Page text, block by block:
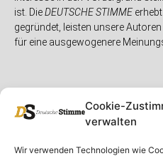
Cookie-
verwalten
Wir verwenden Technologien wie
ist. DieDEUTSCHE STIMME
gegründet, leisten unsere
für eine ausgewogenere
Unser Magazin